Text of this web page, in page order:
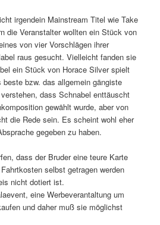
irgendein Mainstream Titel wie Take
die Veranstalter wollten ein Stück von
von vier Vorschlägen ihrer
raus gesucht. Vielleicht fanden sie
ein Stück von Horace Silver spielt
bzw. das allgemein gängiste
dass Schnabel enttäuscht
gewählt wurde, aber von
die Rede sein. Es scheint wohl eher
gegeben zu haben.
dass der Bruder eine teure Karte
selbst getragen werden
nicht dotiert ist.
eine Werbeverantaltung um
und daher muß sie möglichst